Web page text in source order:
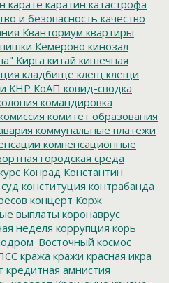
карате каратин катастрофа
и безопасность качество
Кванториум квартиры
Кемерово кинозал
Кирга китай кишечная
кладбище клещ клещи
КНР КоАП ковид-сводка
командировка
комитет образования
коммунальные платежи
компенсационные
городская среда
Конрад Константин
конституция контрабанда
концерт Корж
выплаты коронаврус
неделя коррупция корь
космос
кража кражи красная икра
кредитная амнистия